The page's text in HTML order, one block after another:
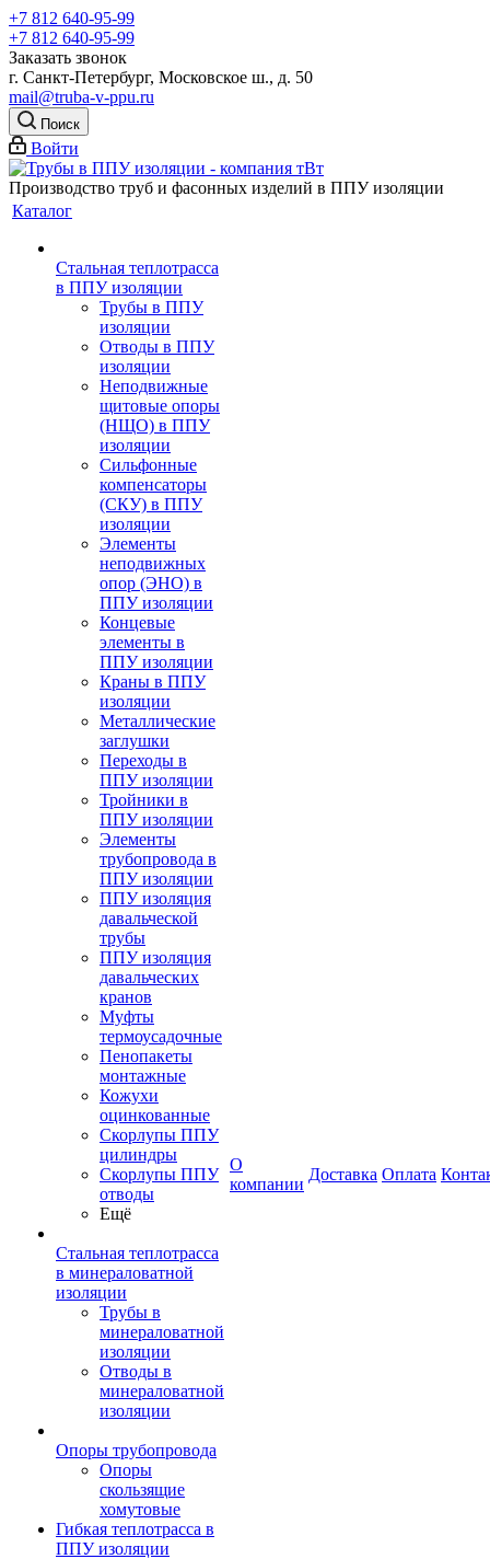
+7 812 640-95-99
+7 812 640-95-99
Заказать звонок
г. Санкт-Петербург, Московское ш., д. 50
mail@truba-v-ppu.ru
Поиск
Войти
Производство труб и фасонных изделий в ППУ изоляции
Каталог
Стальная теплотрасса
в ППУ изоляции
Трубы в ППУ
изоляции
Отводы в ППУ
изоляции
Неподвижные
щитовые опоры
(НЩО) в ППУ
изоляции
Cильфонные
компенсаторы
(СКУ) в ППУ
изоляции
Элементы
неподвижных
опор (ЭНО) в
ППУ изоляции
Концевые
элементы в
ППУ изоляции
Краны в ППУ
изоляции
Металлические
заглушки
Переходы в
ППУ изоляции
Тройники в
ППУ изоляции
Элементы
трубопровода в
ППУ изоляции
ППУ изоляция
давальческой
трубы
ППУ изоляция
давальческих
кранов
Муфты
термоусадочные
Пенопакеты
монтажные
Кожухи
оцинкованные
Скорлупы ППУ
цилиндры
Скорлупы ППУ
отводы
Ещё
Стальная теплотрасса
в минераловатной
изоляции
Трубы в
минераловатной
изоляции
Отводы в
минераловатной
изоляции
Опоры трубопровода
Опоры
скользящие
хомутовые
Гибкая теплотрасса в
ППУ изоляции
О
компании
Доставка Оплата